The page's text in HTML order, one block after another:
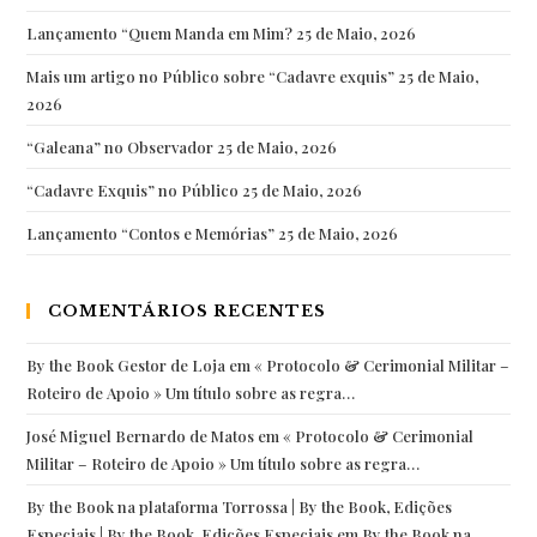
Lançamento “Quem Manda em Mim? 25 de Maio, 2026
Mais um artigo no Público sobre “Cadavre exquis” 25 de Maio,
2026
“Galeana” no Observador 25 de Maio, 2026
“Cadavre Exquis” no Público 25 de Maio, 2026
Lançamento “Contos e Memórias” 25 de Maio, 2026
COMENTÁRIOS RECENTES
By the Book Gestor de Loja em« Protocolo & Cerimonial Militar –
Roteiro de Apoio » Um título sobre as regra…
José Miguel Bernardo de Matos em« Protocolo & Cerimonial
Militar – Roteiro de Apoio » Um título sobre as regra…
By the Book na plataforma Torrossa | By the Book, Edições